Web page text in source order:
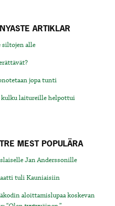
NYASTE ARTIKLAR
alle
jopa tunti
kulku laitureille helpottui
TRE MEST POPULÄRA
Jan Anderssonille
tuli Kauniaisiin
aloittamislupaa koskevan